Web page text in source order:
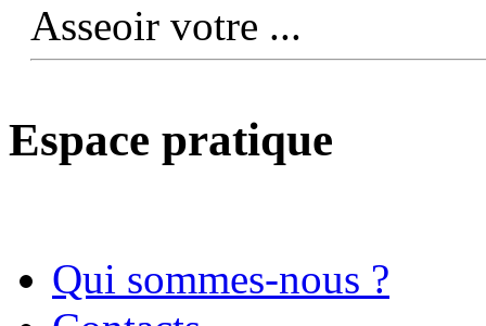
Asseoir votre ...
Espace pratique
Qui sommes-nous ?